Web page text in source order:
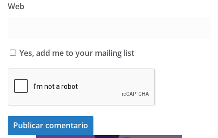
Web
Yes, add me to your mailing list